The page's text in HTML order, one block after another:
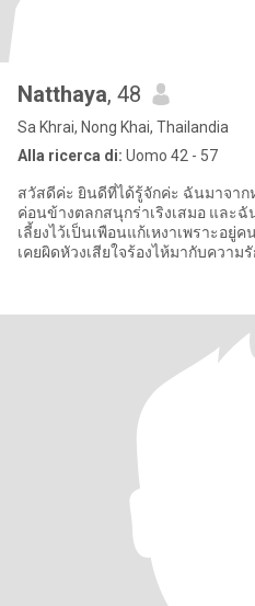
Natthaya, 48
Sa Khrai, Nong Khai, Thailandia
Alla ricerca di: Uomo 42 - 57
สวัสดีค่ะ ยินดีที่ได้รู้จักค่ะ ฉันมาจา
ค่อนข้างตลกสนุกร่าเริงเสมอ และ
เลี้ยงไว้เป็นเพือนแก้เหงาเพราะอยู่
เคยผิดหัวงเสียใจร้องไห้มากับความ